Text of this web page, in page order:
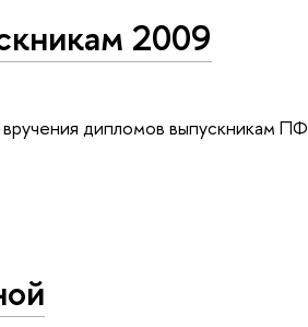
2009
дипломов выпускникам ПФ